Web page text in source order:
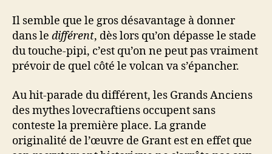
Il semble que le gros désavantage à donner
dans le différent, dès lors qu’on dépasse le stade
du touche-pipi, c’est qu’on ne peut pas vraiment
prévoir de quel côté le volcan va s’épancher.
Au hit-parade du différent, les Grands Anciens
des mythes lovecraftiens occupent sans
conteste la première place. La grande
originalité de l’œuvre de Grant est en effet que